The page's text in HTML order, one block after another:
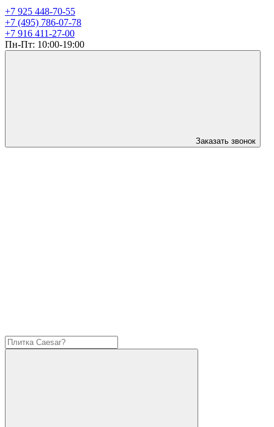
+7 925 448-70-55
+7 (495) 786-07-78
+7 916 411-27-00
Пн-Пт: 10:00-19:00
Заказать звонок